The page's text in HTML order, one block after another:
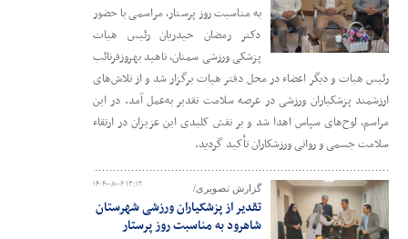
به مناسبت روز پرستار، مراسمی با حضور
دکتر رمضان حیدریان رئیس هیات
پزشکی ورزشی سمنان، ناهید بهروزفرنائب
رئیس هیات و دیگر اعضاء در محل دفتر هیات برگزار شد و از تلاش‌های
ارزشمند پزشکیاران ورزشی در عرصه سلامت تقدیر به‌عمل آمد. در این
مراسم، لوح‌های سپاس اهدا شد و بر نقش کلیدی این عزیزان در ارتقاء
سلامت جسمی و روانی ورزشکاران تأکید گردید.
۱۴۰۴-۰۸-۰۶ ۱۳:۱۲ گزارش تصویری/
تقدیر از پزشکیاران ورزشی شهرستان
شاهرود به مناسبت روز پرستار